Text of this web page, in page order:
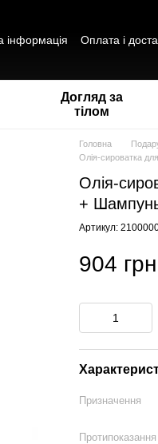
інформація
Оплата і
Догляд за
тілом
Головна
Олія-сироватка
Олія-
+
Артикул:
904 грн
Призначення
Протипоказання